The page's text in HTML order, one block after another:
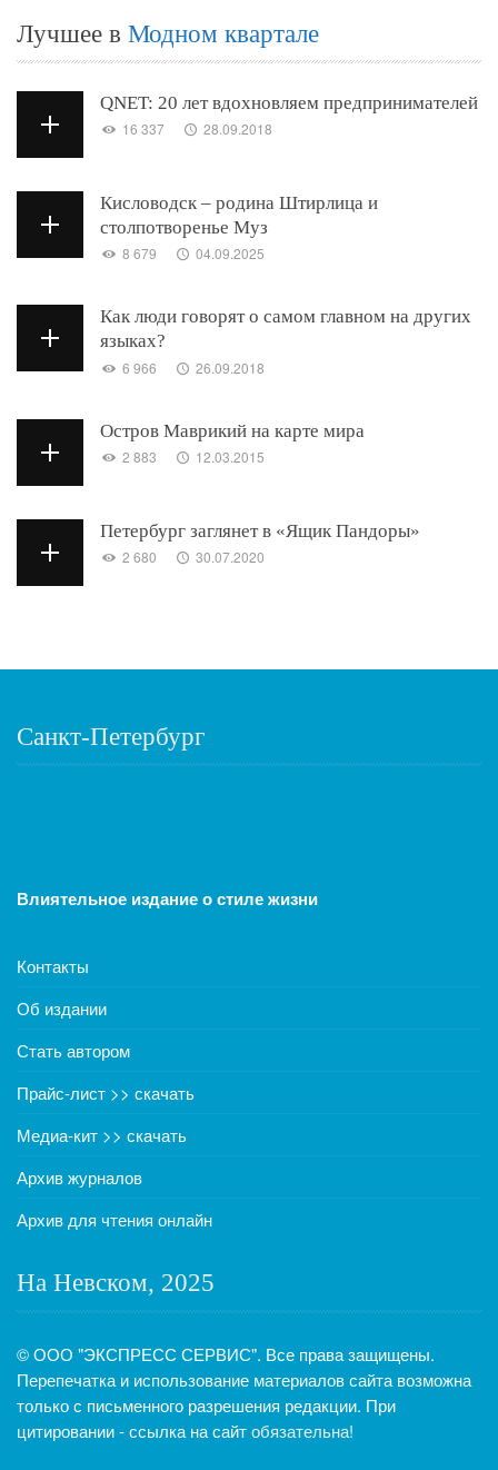
Лучшее в Модном квартале
QNET: 20 лет вдохновляем предпринимателей
16 337 28.09.2018
Кисловодск – родина Штирлица и
столпотворенье Муз
8 679 04.09.2025
Как люди говорят о самом главном на других
языках?
6 966 26.09.2018
Остров Маврикий на карте мира
2 883 12.03.2015
Петербург заглянет в «Ящик Пандоры»
2 680 30.07.2020
Санкт-Петербург
Влиятельное издание о стиле жизни
Контакты
Об издании
Стать автором
Прайс-лист >> скачать
Медиа-кит >> скачать
Архив журналов
Архив для чтения онлайн
На Невском, 2025
© ООО "ЭКСПРЕСС СЕРВИС". Все права защищены.
Перепечатка и использование материалов сайта возможна
только с письменного разрешения редакции. При
цитировании - ссылка на сайтобязательна!